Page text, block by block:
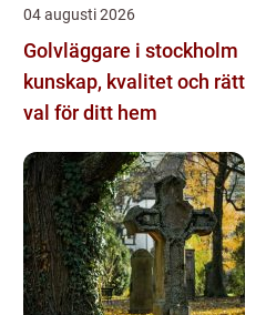
04 augusti 2026
Golvläggare i stockholm
kunskap, kvalitet och rätt
val för ditt hem